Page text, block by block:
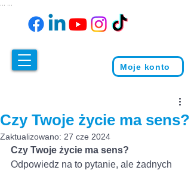
Moje konto
Czy Twoje życie ma sens?
Zaktualizowano: 27 cze 2024
Czy Twoje życie ma sens?
Odpowiedz na to pytanie, ale żadnych